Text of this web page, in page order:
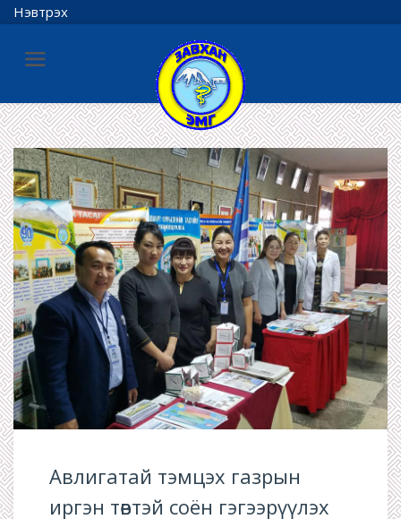
Нэвтрэх
Aвлигатай тэмцэх газрын
иргэн төвтэй соён гэгээрүүлэх